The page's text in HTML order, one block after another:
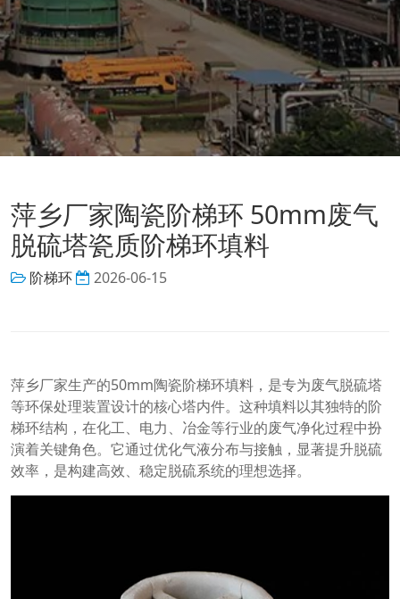
萍乡厂家陶瓷阶梯环 50mm废气
脱硫塔瓷质阶梯环填料
阶梯环 2026-06-15
萍乡厂家生产的50mm陶瓷阶梯环填料，是专为废气脱硫塔
等环保处理装置设计的核心塔内件。这种填料以其独特的阶
梯环结构，在化工、电力、冶金等行业的废气净化过程中扮
演着关键角色。它通过优化气液分布与接触，显著提升脱硫
效率，是构建高效、稳定脱硫系统的理想选择。